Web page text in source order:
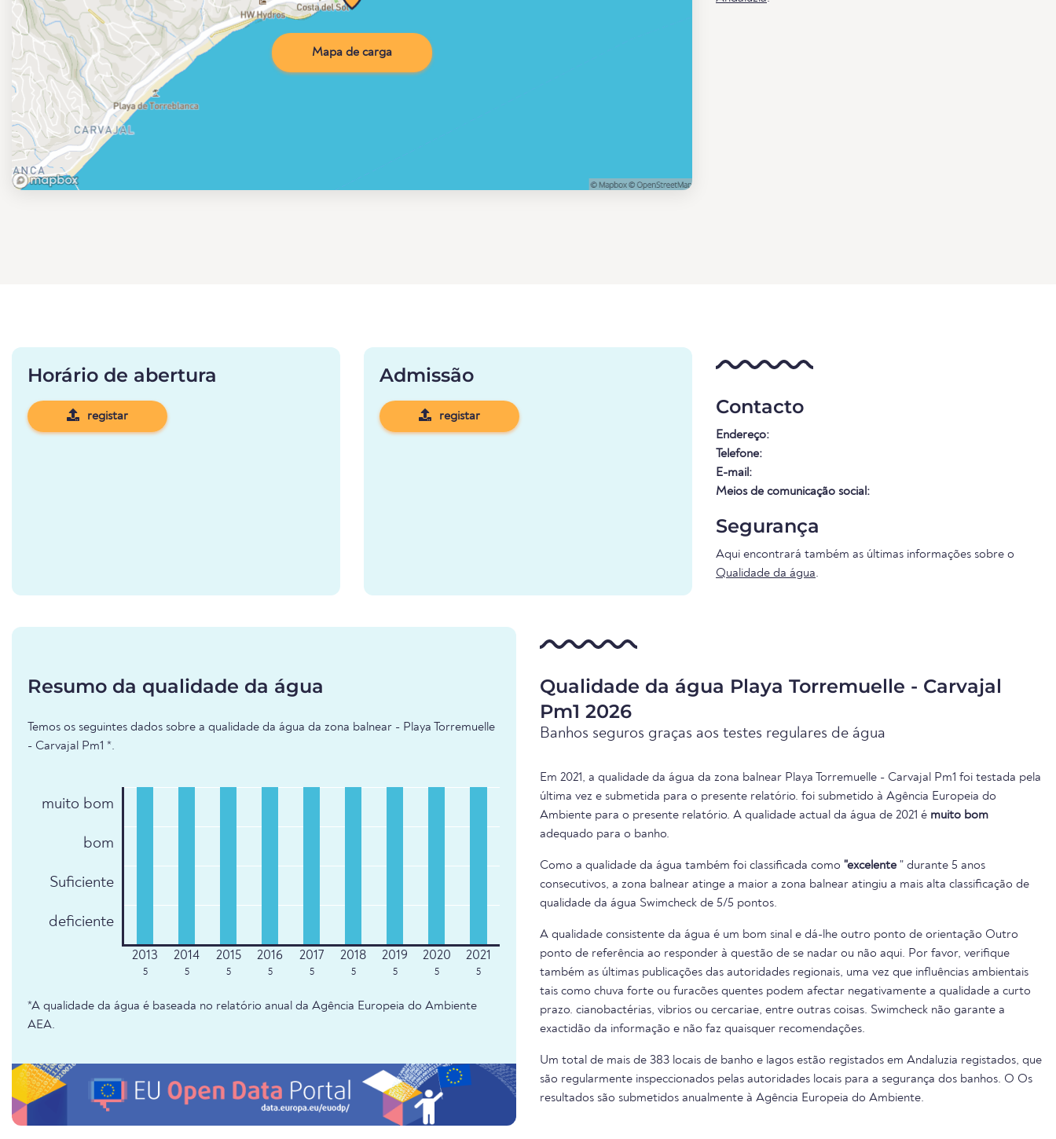
Mapa de carga
Horário de abertura
registar
Admissão
registar Contacto
Endereço:
Telefone:
E-mail:
Meios de comunicação social:
Segurança
Aqui encontrará também as últimas informações sobre o
Qualidade da água.
Resumo da qualidade da água
Temos os seguintes dados sobre a qualidade da água da zona balnear - Playa Torremuelle
- Carvajal Pm1 *.
muito bom
bom
Suficiente
deficiente
5 5 5 5 5 5 5 5 5
*A qualidade da água é baseada no relatório anual da Agência Europeia do Ambiente
AEA.
Qualidade da água Playa Torremuelle - Carvajal
Pm1 2026
Banhos seguros graças aos testes regulares de água
Em 2021, a qualidade da água da zona balnear Playa Torremuelle - Carvajal Pm1 foi testada pela
última vez e submetida para o presente relatório. foi submetido à Agência Europeia do
Ambiente para o presente relatório. A qualidade actual da água de 2021 é muito bom
adequado para o banho.
Como a qualidade da água também foi classificada como "excelente " durante 5 anos
consecutivos, a zona balnear atinge a maior a zona balnear atingiu a mais alta classificação de
qualidade da água Swimcheck de 5/5 pontos.
A qualidade consistente da água é um bom sinal e dá-lhe outro ponto de orientação Outro
ponto de referência ao responder à questão de se nadar ou não aqui. Por favor, verifique
também as últimas publicações das autoridades regionais, uma vez que influências ambientais
tais como chuva forte ou furacões quentes podem afectar negativamente a qualidade a curto
prazo. cianobactérias, vibrios ou cercariae, entre outras coisas. Swimcheck não garante a
exactidão da informação e não faz quaisquer recomendações.
Um total de mais de 383 locais de banho e lagos estão registados em Andaluzia registados, que
são regularmente inspeccionados pelas autoridades locais para a segurança dos banhos. O Os
resultados são submetidos anualmente à Agência Europeia do Ambiente.